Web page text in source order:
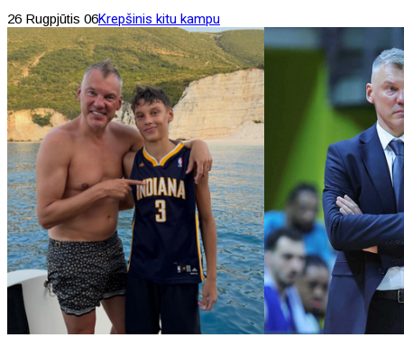
26 Rugpjūtis 06Krepšinis kitu kampu